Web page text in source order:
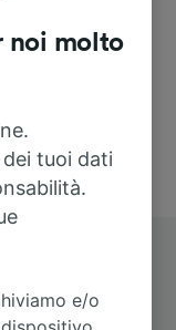
noi molto
tuoi dati
e/o